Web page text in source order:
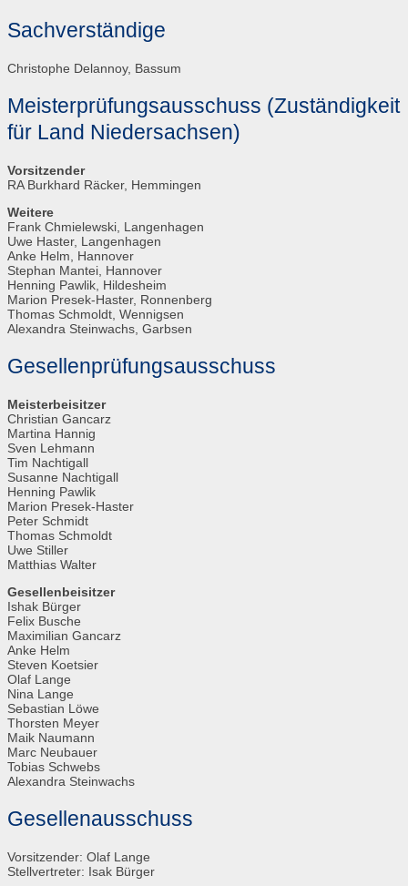
Sachverständige
Christophe Delannoy, Bassum
Meisterprüfungsausschuss (Zuständigkeit
für Land Niedersachsen)
Vorsitzender
RA Burkhard Räcker, Hemmingen
Weitere
Frank Chmielewski, Langenhagen
Uwe Haster, Langenhagen
Anke Helm, Hannover
Stephan Mantei, Hannover
Henning Pawlik, Hildesheim
Marion Presek-Haster, Ronnenberg
Thomas Schmoldt, Wennigsen
Alexandra Steinwachs, Garbsen
Gesellenprüfungsausschuss
Meisterbeisitzer
Christian Gancarz
Martina Hannig
Sven Lehmann
Tim Nachtigall
Susanne Nachtigall
Henning Pawlik
Marion Presek-Haster
Peter Schmidt
Thomas Schmoldt
Uwe Stiller
Matthias Walter
Gesellenbeisitzer
Ishak Bürger
Felix Busche
Maximilian Gancarz
Anke Helm
Steven Koetsier
Olaf Lange
Nina Lange
Sebastian Löwe
Thorsten Meyer
Maik Naumann
Marc Neubauer
Tobias Schwebs
Alexandra Steinwachs
Gesellenausschuss
Vorsitzender: Olaf Lange
Stellvertreter: Isak Bürger